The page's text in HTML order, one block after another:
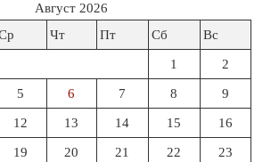
Август 2026
Чт Пт Сб Вс
1 2
5 6 7 8 9
12 13 14 15 16
19 20 21 22 23